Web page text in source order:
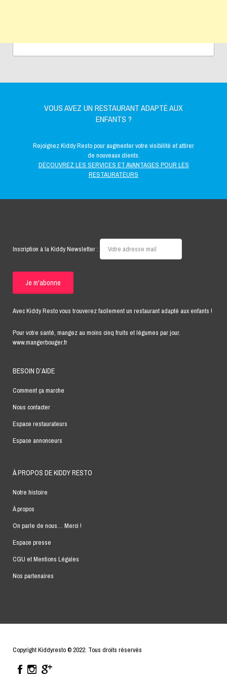
VOUS AVEZ UN RESTAURANT ADAPTÉ AUX
ENFANTS ?
Rejoignez Kiddy Resto pour augmenter votre visibilité et attirer
de nouveaux clients.
DÉCOUVREZ LES SERVICES ET AVANTAGES POUR LES
RESTAURATEURS
Inscription à la Kiddy Newsletter :
Avec Kiddy Resto vous trouverez facilement un restaurant adapté aux enfants !
Pour votre santé, mangez au moins cinq fruits et légumes par jour.
www.mangerbouger.fr
BESOIN D’AIDE
Comment ça marche
Nous contacter
Espace restaurateurs
Espace annonceurs
À PROPOS DE KIDDY RESTO
Notre histoire
À propos
On parle de nous… Merci !
Espace presse
CGU et Mentions Légales
Nos partenaires
Copyright Kiddyresto © 2022. Tous droits réservés